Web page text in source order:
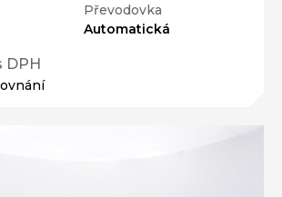
Převodovka
Automatická
DPH